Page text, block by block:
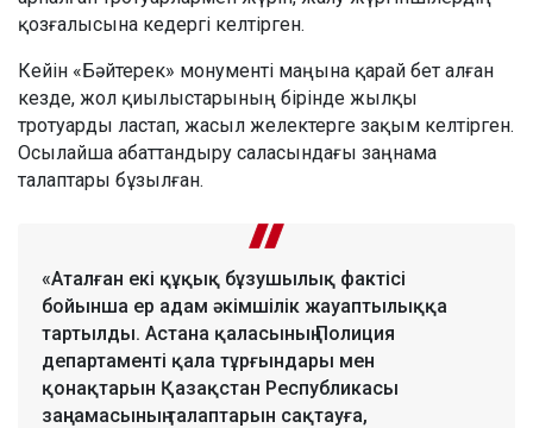
қозғалысына кедергі келтірген.
Кейін «Бәйтерек» монументі маңына қарай бет алған
кезде, жол қиылыстарының бірінде жылқы
тротуарды ластап, жасыл желектерге зақым келтірген.
Осылайша абаттандыру саласындағы заңнама
талаптары бұзылған.
«Аталған екі құқық бұзушылық фактісі
бойынша ер адам әкімшілік жауаптылыққа
тартылды. Астана қаласының Полиция
департаменті қала тұрғындары мен
қонақтарын Қазақстан Республикасы
заңнамасының талаптарын сақтауға,